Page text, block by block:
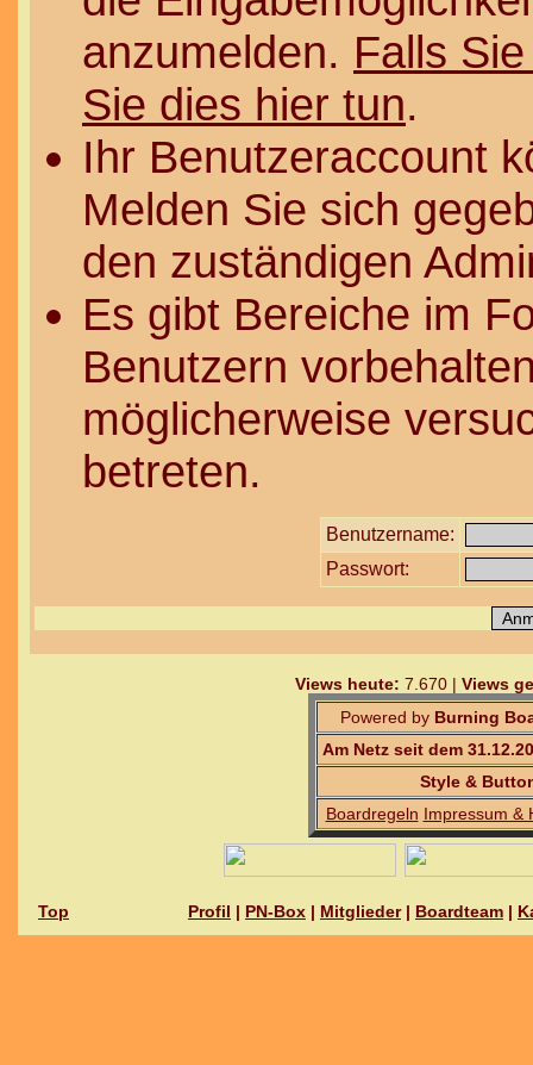
anzumelden. Falls
Sie dies hier tun.
Ihr Benutzeraccount
Melden Sie sich
den zuständigen
Es gibt Bereiche im
Benutzern
möglicherweise
betreten.
Benutzername:
Passwort:
Views heute: 7.670 | Views
Powered by Burning
Am Netz seit dem
Style &
Boardregeln Impressum &
Top Profil | PN-Box | Mitglieder| Boardteam |